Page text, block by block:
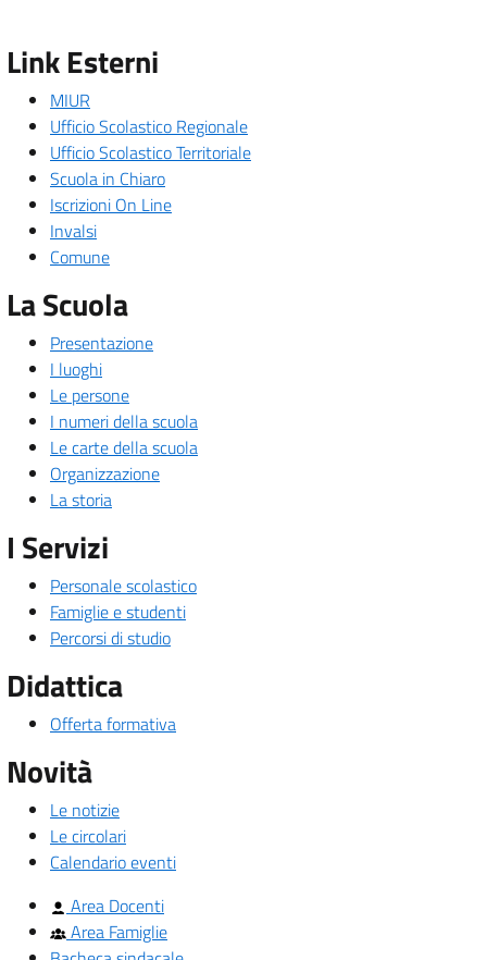
Link Esterni
MIUR
Ufficio Scolastico Regionale
Ufficio Scolastico Territoriale
Scuola in Chiaro
Iscrizioni On Line
Invalsi
Comune
La Scuola
Presentazione
I luoghi
Le persone
I numeri della scuola
Le carte della scuola
Organizzazione
La storia
I Servizi
Personale scolastico
Famiglie e studenti
Percorsi di studio
Didattica
Offerta formativa
Novità
Le notizie
Le circolari
Calendario eventi
Area Docenti
Area Famiglie